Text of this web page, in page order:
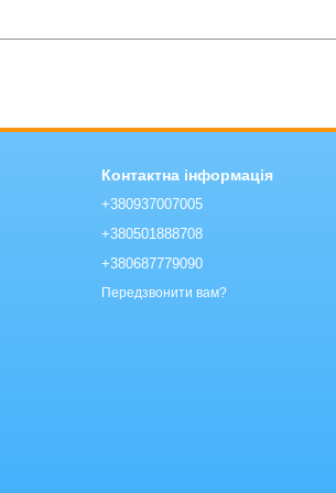
Контактна інформація
+380937007005
+380501888708
+380687779090
Передзвонити вам?